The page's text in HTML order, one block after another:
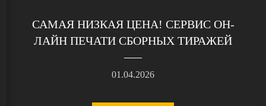
САМАЯ НИЗКАЯ ЦЕНА! СЕРВИС ОН-
ЛАЙН ПЕЧАТИ СБОРНЫХ ТИРАЖЕЙ
01.04.2026